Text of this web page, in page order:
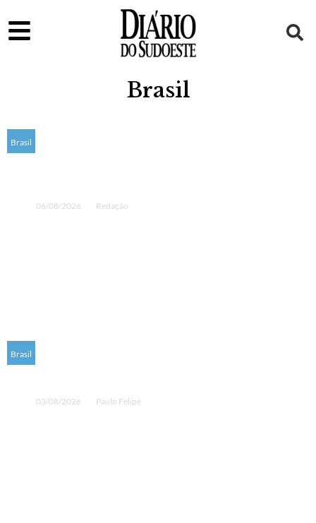
Brasil
Brasil
06/08/2026 Redação
Brasil
03/08/2026 Paulo Felipe